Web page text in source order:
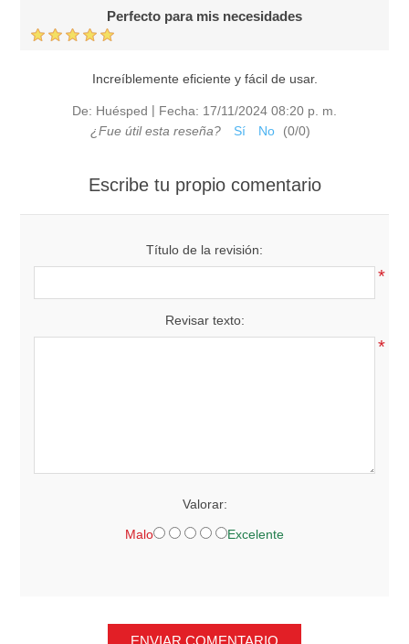
Perfecto para mis necesidades
Increíblemente eficiente y fácil de usar.
De: Huésped | Fecha: 17/11/2024 08:20 p. m.
¿Fue útil esta reseña?
Sí No (0/0)
Escribe tu propio comentario
Título de la revisión:
*
Revisar texto:
*
Valorar:
Malo Excelente
ENVIAR COMENTARIO